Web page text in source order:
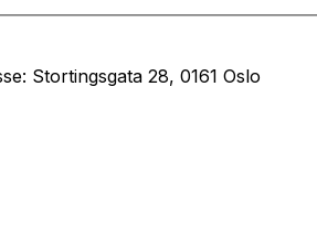
Stortingsgata 28, 0161 Oslo